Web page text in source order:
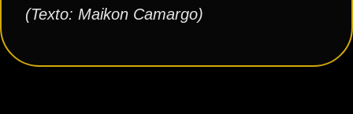
(Texto: Maikon Camargo)